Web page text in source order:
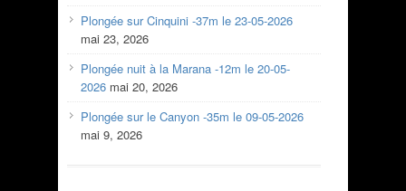
Plongée sur Cinquini -37m le 23-05-2026
mai 23, 2026
Plongée nuit à la Marana -12m le 20-05-
2026 mai 20, 2026
Plongée sur le Canyon -35m le 09-05-2026
mai 9, 2026